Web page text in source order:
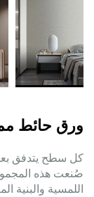
ورق حائط
كل سطح يتدفق
صُنعت هذه
اللمسية والبنية